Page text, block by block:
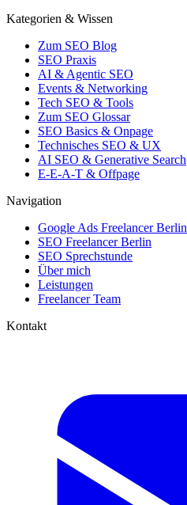
Kategorien & Wissen
Zum SEO Blog
SEO Praxis
AI & Agentic SEO
Events & Networking
Tech SEO & Tools
Zum SEO Glossar
SEO Basics & Onpage
Technisches SEO & UX
AI SEO & Generative Search
E-E-A-T & Offpage
Navigation
Google Ads Freelancer Berlin
SEO Freelancer Berlin
SEO Sprechstunde
Über mich
Leistungen
Freelancer Team
Kontakt